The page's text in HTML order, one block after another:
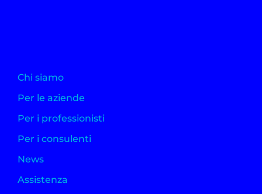
Chi siamo
Per le aziende
Per i professionisti
Per i consulenti
News
Assistenza